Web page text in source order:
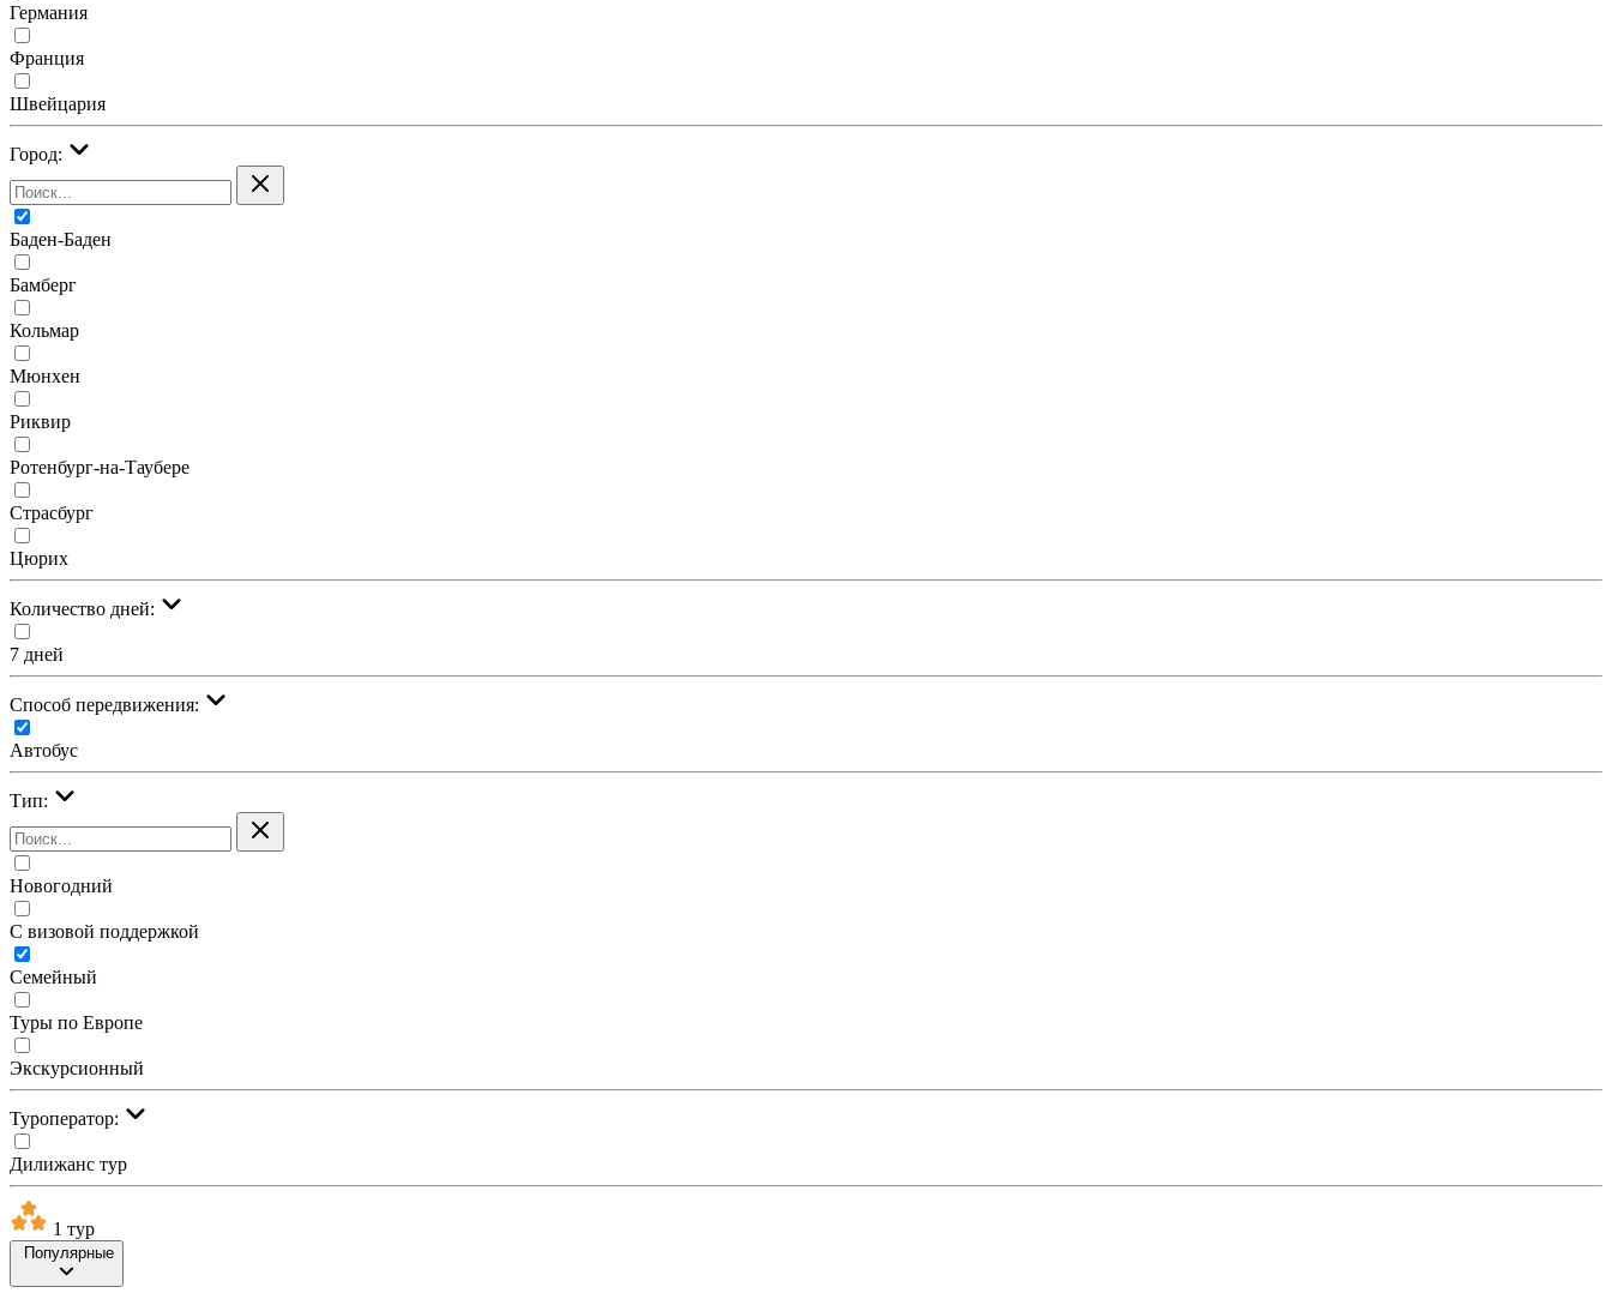
Германия
Франция
Швейцария
Город:
Баден-Баден
Бамберг
Кольмар
Мюнхен
Риквир
Ротенбург-на-Таубере
Страсбург
Цюрих
Количество дней:
7 дней
Cпособ передвижения:
Автобус
Тип:
Новогодний
С визовой поддержкой
Семейный
Туры по Европе
Экскурсионный
Туроператор:
Дилижанс тур
1 тур
Популярные